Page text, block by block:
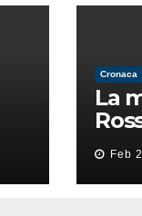
Cronaca
La
Feb